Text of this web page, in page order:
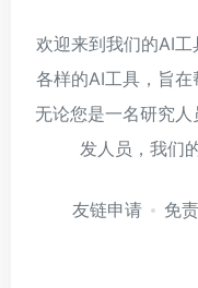
欢迎来到我们的AI
各样的AI工具，旨在
无论您是一名研究
发人员，我们
友链申请 免